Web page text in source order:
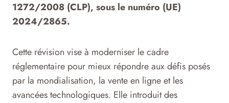
1272/2008 (CLP), sous le numéro (UE)
2024/2865.
Cette révision vise à moderniser le cadre
réglementaire pour mieux répondre aux défis posés
par la mondialisation, la vente en ligne et les
avancées technologiques. Elle introduit des